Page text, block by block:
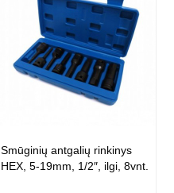
Smūginių antgalių rinkinys
HEX, 5-19mm, 1/2″, ilgi, 8vnt.